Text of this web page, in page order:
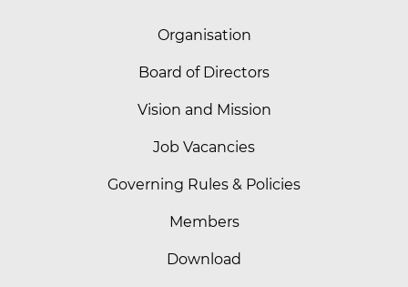
Organisation
Board of Directors
Vision and Mission
Job Vacancies
Governing Rules & Policies
Members
Download